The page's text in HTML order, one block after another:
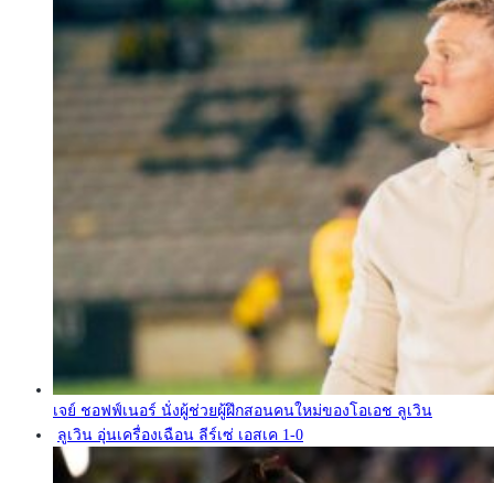
เจย์ ชอฟฟ์เนอร์ นั่งผู้ช่วยผู้ฝึกสอนคนใหม่ของโอเอช ลูเวิน
ลูเวิน อุ่นเครื่องเฉือน ลีร์เซ่ เอสเค 1-0